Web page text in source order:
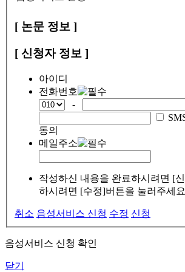
[ 논문 정보 ]
[ 신청자 정보 ]
아이디
전화번호
-
동의
메일주소
작성하신 내용을 완료하시려면 [
하시려면 [수정]버튼을 눌러주세
취소 음성서비스 신청 수정 신청
음성서비스 신청 확인
닫기